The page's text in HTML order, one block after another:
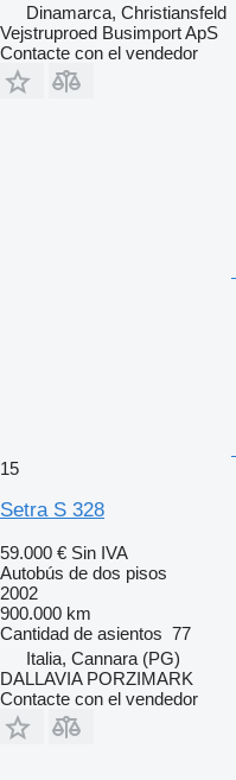
Dinamarca, Christiansfeld
Vejstruproed Busimport ApS
Contacte con el vendedor
15
Setra S 328
59.000 € Sin IVA
Autobús de dos pisos
2002
900.000 km
Cantidad de asientos 77
Italia, Cannara (PG)
DALLAVIA PORZIMARK
Contacte con el vendedor